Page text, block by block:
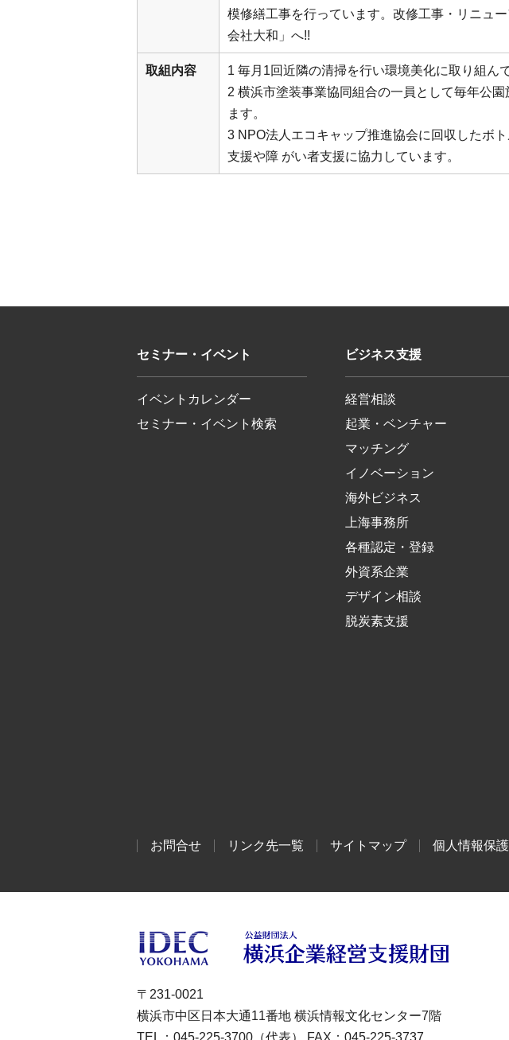
模修繕工事を行っています。改修工事・リニュ
会社大和」へ!!
取組内容
1 毎月1回近隣の清掃を行い環境美化に取り組ん
2 横浜市塗装事業協同組合の一員として毎年公
ます。
3 NPO法人エコキャップ推進協会に回収したボ
支援や障 がい者支援に協力しています。
セミナー・イベント
イベントカレンダー
セミナー・イベント検索
ビジネス支援
経営相談
起業・ベンチャー
マッチング
イノベーション
海外ビジネス
上海事務所
各種認定・登録
外資系企業
デザイン相談
脱炭素支援
お問合せ リンク先一覧 サイトマップ 個人情報保
〒231-0021
横浜市中区日本大通11番地 横浜情報文化センター7階
TEL：045-225-3700（代表） FAX：045-225-3737